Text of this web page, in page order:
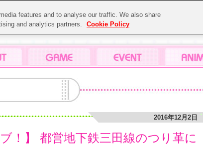
2016年12月2日
！】 都営地下鉄三田線のつり革に
features and to analyse our traffic. We also share
and analytics partners.
Cookie Policy